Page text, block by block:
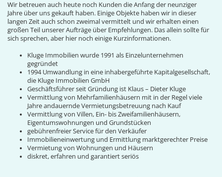
Wir betreuen auch heute noch Kunden die Anfang der neunziger
Jahre über uns gekauft haben. Einige Objekte haben wir in dieser
langen Zeit auch schon zweimal vermittelt und wir erhalten einen
großen Teil unserer Aufträge über Empfehlungen. Das allein sollte für
sich sprechen, aber hier noch einige Kurzinformationen.
Kluge Immobilien wurde 1991 als Einzelunternehmen
gegründet
1994 Umwandlung in eine inhabergeführte Kapitalgesellschaft,
die Kluge Immobilien GmbH
Geschäftsführer seit Gründung ist Klaus – Dieter Kluge
Vermittlung von Mehrfamilienhäusern mit in der Regel viele
Jahre andauernde Vermietungsbetreuung nach Kauf
Vermittlung von Villen, Ein- bis Zweifamilienhäusern,
Eigentumswohnungen und Grundstücken
gebührenfreier Service für den Verkäufer
Immobilieneinwertung und Ermittlung marktgerechter Preise
Vermietung von Wohnungen und Häusern
diskret, erfahren und garantiert seriös